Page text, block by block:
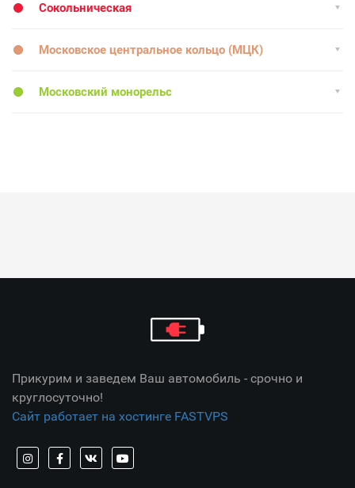
Сокольническая
Московское центральное кольцо (МЦК)
Московский монорельс
Прикурим и заведем Ваш автомобиль - срочно и
круглосуточно!
Сайт работает на хостинге FASTVPS